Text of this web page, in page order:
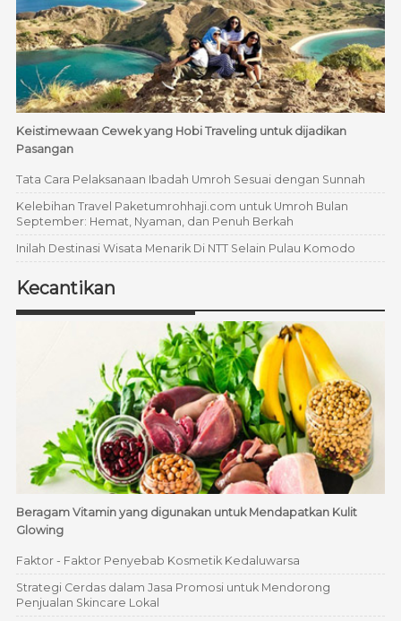
Keistimewaan Cewek yang Hobi Traveling untuk dijadikan
Pasangan
Tata Cara Pelaksanaan Ibadah Umroh Sesuai dengan Sunnah
Kelebihan Travel Paketumrohhaji.com untuk Umroh Bulan
September: Hemat, Nyaman, dan Penuh Berkah
Inilah Destinasi Wisata Menarik Di NTT Selain Pulau Komodo
Kecantikan
Beragam Vitamin yang digunakan untuk Mendapatkan Kulit
Glowing
Faktor - Faktor Penyebab Kosmetik Kedaluwarsa
Strategi Cerdas dalam Jasa Promosi untuk Mendorong
Penjualan Skincare Lokal